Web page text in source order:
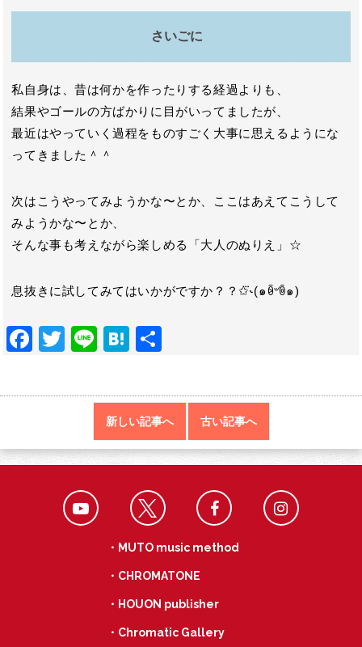
さいごに
私自身は、昔は何かを作ったりする経過よりも、
結果やゴールの方ばかりに目がいってましたが、
最近はやっていく過程をものすごく大事に思えるようにな
ってきました＾＾
次はこうやってみようかな〜とか、ここはあえてこうして
みようかな〜とか、
そんな事も考えながら楽しめる「大人のぬりえ」☆
息抜きに試してみてはいかがですか？？✩⃛˞(๑ꆨ৺ꉺ๑)
F
e
o
o
T
itt
Li
e
H
e
n
a
新しい記事へ 古い記事へ
・MUTO music method
・CHROMATONE
・HOUON publisher
・Chromatic Gallery